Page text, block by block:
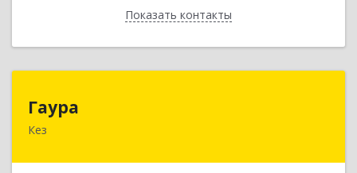
Показать контакты
Назад
Гаура
Кез